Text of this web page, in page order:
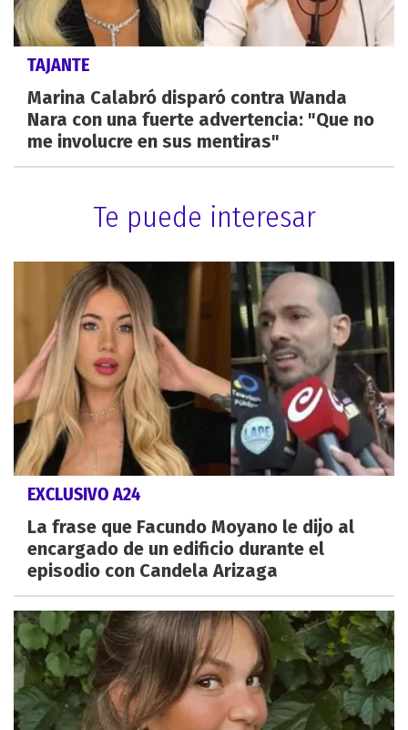
TAJANTE
Marina Calabró disparó contra Wanda
Nara con una fuerte advertencia: "Que no
me involucre en sus mentiras"
Te puede interesar
EXCLUSIVO A24
La frase que Facundo Moyano le dijo al
encargado de un edificio durante el
episodio con Candela Arizaga